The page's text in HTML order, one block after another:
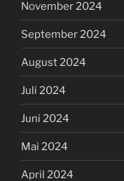
November 2024
September 2024
August 2024
Juli 2024
Juni 2024
Mai 2024
April 2024